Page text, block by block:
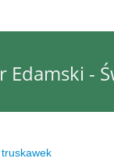
Edamski -
truskawek